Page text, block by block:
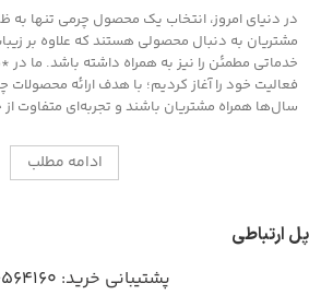
در دنیای امروز، انتخاب یک محصول چرمی تنها
مشتریان به دنبال محصولی هستند که علاوه بر
خدماتی مطمئن را نیز به همراه داشته باشد. ما در
فعالیت خود را آغاز کردیم؛ با هدف ارائه محصولات
سال‌ها همراه مشتریان باشند و تجربه‌ای متفاوت از
ادامه مطلب
پل ارتباطی
پشتیبانی خرید: